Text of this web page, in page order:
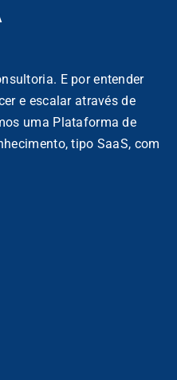
E por entender
e escalar através de
uma Plataforma de
tipo SaaS, com